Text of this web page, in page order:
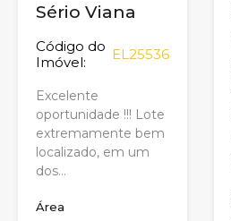
Sério Viana
Código do
Imóvel:
EL25536
Excelente
oportunidade !!! Lote
extremamente bem
localizado, em um
dos…
Área